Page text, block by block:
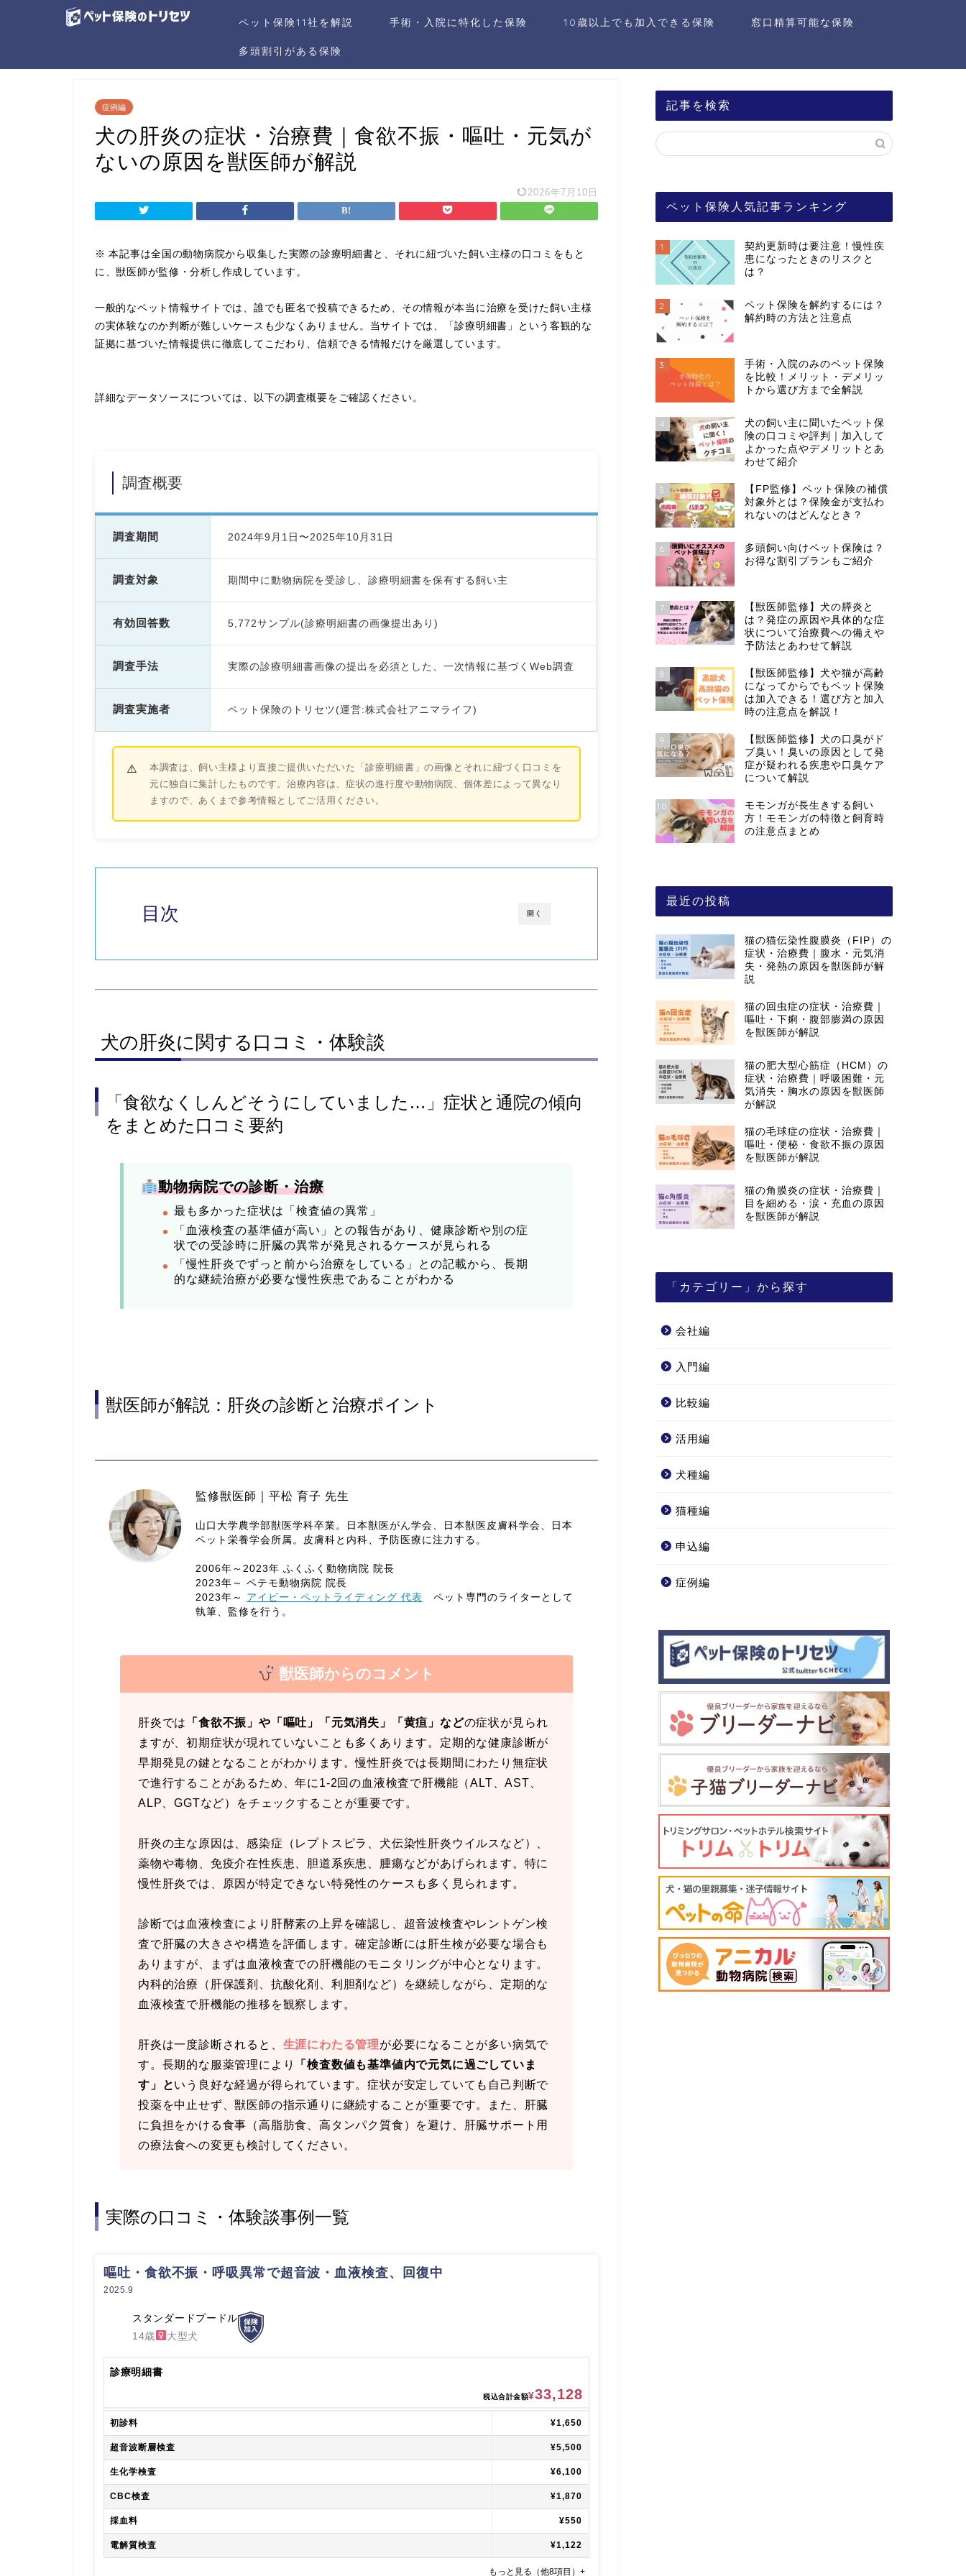
ペット保険11社を解説 手術・入院に特化した保険 10歳以上でも加入できる保険 窓口精算可能な保険
多頭割引がある保険
症例編
犬の肝炎の症状・治療費｜食欲不振・嘔吐・元気が
ないの原因を獣医師が解説
2026年7月10日
※ 本記事は全国の動物病院から収集した実際の診療明細書と、それに紐づいた飼い主様の口コミをもと
に、獣医師が監修・分析し作成しています。
一般的なペット情報サイトでは、誰でも匿名で投稿できるため、その情報が本当に治療を受けた飼い主様
の実体験なのか判断が難しいケースも少なくありません。当サイトでは、「診療明細書」という客観的な
証拠に基づいた情報提供に徹底してこだわり、信頼できる情報だけを厳選しています。
詳細なデータソースについては、以下の調査概要をご確認ください。
調査概要
調査期間 2024年9月1日〜2025年10月31日
調査対象 期間中に動物病院を受診し、診療明細書を保有する飼い主
有効回答数 5,772サンプル(診療明細書の画像提出あり)
調査手法 実際の診療明細書画像の提出を必須とした、一次情報に基づくWeb調査
調査実施者 ペット保険のトリセツ(運営:株式会社アニマライフ)
本調査は、飼い主様より直接ご提供いただいた「診療明細書」の画像とそれに紐づく口コミを
元に独自に集計したものです。治療内容は、症状の進行度や動物病院、個体差によって異なり
ますので、あくまで参考情報としてご活用ください。
開く
目次
犬の肝炎に関する口コミ・体験談
「食欲なくしんどそうにしていました…」症状と通院の傾向
をまとめた口コミ要約
動物病院での診断・治療
最も多かった症状は「検査値の異常」
「血液検査の基準値が高い」との報告があり、健康診断や別の症
状での受診時に肝臓の異常が発見されるケースが見られる
「慢性肝炎でずっと前から治療をしている」との記載から、長期
的な継続治療が必要な慢性疾患であることがわかる
獣医師が解説：肝炎の診断と治療ポイント
監修獣医師｜平松 育子 先生
山口大学農学部獣医学科卒業。日本獣医がん学会、日本獣医皮膚科学会、日本
ペット栄養学会所属。皮膚科と内科、予防医療に注力する。
2006年～2023年 ふくふく動物病院 院長
2023年～ ペテモ動物病院 院長
2023年～ アイビー・ペットライディング 代表 ペット専門のライターとして
執筆、監修を行う。
獣医師からのコメント
肝炎では 「食欲不振」や「嘔吐」「元気消失」「黄疸」などの症状が見られ
ますが、初期症状が現れていないことも多くあります。定期的な健康診断が
早期発見の鍵となることがわかります。慢性肝炎では長期間にわたり無症状
で進行することがあるため、年に1-2回の血液検査で肝機能（ALT、AST、
ALP、GGTなど）をチェックすることが重要です。
肝炎の主な原因は、感染症（レプトスピラ、犬伝染性肝炎ウイルスなど）、
薬物や毒物、免疫介在性疾患、胆道系疾患、腫瘍などがあげられます。特に
慢性肝炎では、原因が特定できない特発性のケースも多く見られます。
診断では血液検査により肝酵素の上昇を確認し、超音波検査やレントゲン検
査で肝臓の大きさや構造を評価します。確定診断には肝生検が必要な場合も
ありますが、まずは血液検査での肝機能のモニタリングが中心となります。
内科的治療（肝保護剤、抗酸化剤、利胆剤など）を継続しながら、定期的な
血液検査で肝機能の推移を観察します。
肝炎は一度診断されると、 生涯にわたる管理が必要になることが多い病気で
す。長期的な服薬管理により
「検査数値も基準値内で元気に過ごしていま
す」という良好な経過が得られています。症状が安定していても自己判断で
投薬を中止せず、獣医師の指示通りに継続することが重要です。また、肝臓
に負担をかける食事（高脂肪食、高タンパク質食）を避け、肝臓サポート用
の療法食への変更も検討してください。
実際の口コミ・体験談事例一覧
嘔吐・食欲不振・呼吸異常で超音波・血液検査、回復中
2025.9
スタンダードプードル
14歳
大型犬
診療明細書
税込合計金額¥33,128
初診料 ¥1,650
超音波断層検査 ¥5,500
生化学検査 ¥6,100
CBC検査 ¥1,870
採血料 ¥550
電解質検査 ¥1,122
もっと見る（他8項目）+
記事を検索
ペット保険人気記事ランキング
1
契約更新時は要注意！慢性疾
患になったときのリスクと
は？
2
ペット保険を解約するには？
解約時の方法と注意点
3
手術・入院のみのペット保険
を比較！メリット・デメリッ
トから選び方まで全解説
4
犬の飼い主に聞いたペット保
険の口コミや評判｜加入して
よかった点やデメリットとあ
わせて紹介
5
【FP監修】ペット保険の補償
対象外とは？保険金が支払わ
れないのはどんなとき？
6
多頭飼い向けペット保険は？
お得な割引プランもご紹介
7
【獣医師監修】犬の膵炎と
は？発症の原因や具体的な症
状について治療費への備えや
予防法とあわせて解説
8
【獣医師監修】犬や猫が高齢
になってからでもペット保険
は加入できる！選び方と加入
時の注意点を解説！
9
【獣医師監修】犬の口臭がド
ブ臭い！臭いの原因として発
症が疑われる疾患や口臭ケア
について解説
10
モモンガが長生きする飼い
方！モモンガの特徴と飼育時
の注意点まとめ
最近の投稿
猫の猫伝染性腹膜炎（FIP）の
症状・治療費｜腹水・元気消
失・発熱の原因を獣医師が解
説
猫の回虫症の症状・治療費｜
嘔吐・下痢・腹部膨満の原因
を獣医師が解説
猫の肥大型心筋症（HCM）の
症状・治療費｜呼吸困難・元
気消失・胸水の原因を獣医師
が解説
猫の毛球症の症状・治療費｜
嘔吐・便秘・食欲不振の原因
を獣医師が解説
猫の角膜炎の症状・治療費｜
目を細める・涙・充血の原因
を獣医師が解説
「カテゴリー」から探す
会社編
入門編
比較編
活用編
犬種編
猫種編
申込編
症例編